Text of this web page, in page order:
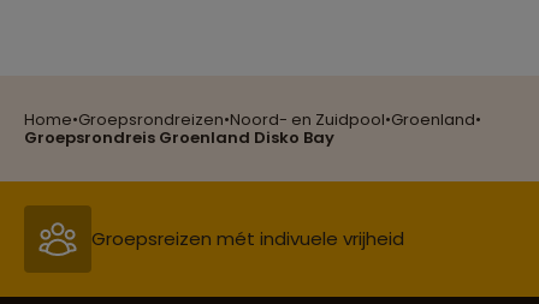
Home•Groepsrondreizen•Noord- en Zuidpool•Groenland•
Groepsrondreis Groenland Disko Bay
Reizen met oog voor mens, cultuur en milieu
Groepsreizen mét indivuele vrijheid